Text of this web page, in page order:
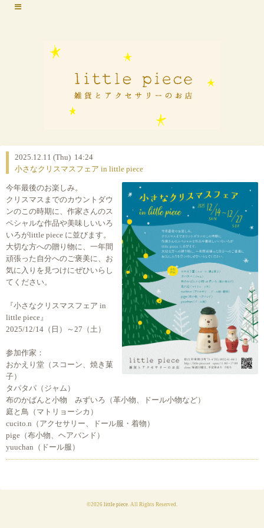
2025.12.11 (Thu) 14:24
小さなクリスマスフェア in little piece
今年最後のお楽しみ。
クリスマスまでのカウントダウ
ンのこの時期に、作家さんのス
ペシャルな作品や美味しいいろ
いろがlittle piece に並びます。
大切な方への贈り物に、一年間
頑張った自分へのご褒美に、お
気に入りを見つけにぜひいらし
てください。
『小さなクリスマスフェア in
little piece』
2025/12/14（日）～27（土）
参加作家：
おかえり堂（スコーン、焼き菓
子）
タパタパ（ジャム）
布のかばんと小物 みずいろ（革小物、ドール小物など）
庭と鳥（マトリョーシカ）
cucito.n（アクセサリー、ドール服・着物）
pige（布小物、ヘアバンド）
yuuchan（ドール服）
©2026 little piece. All Rights Reserved.